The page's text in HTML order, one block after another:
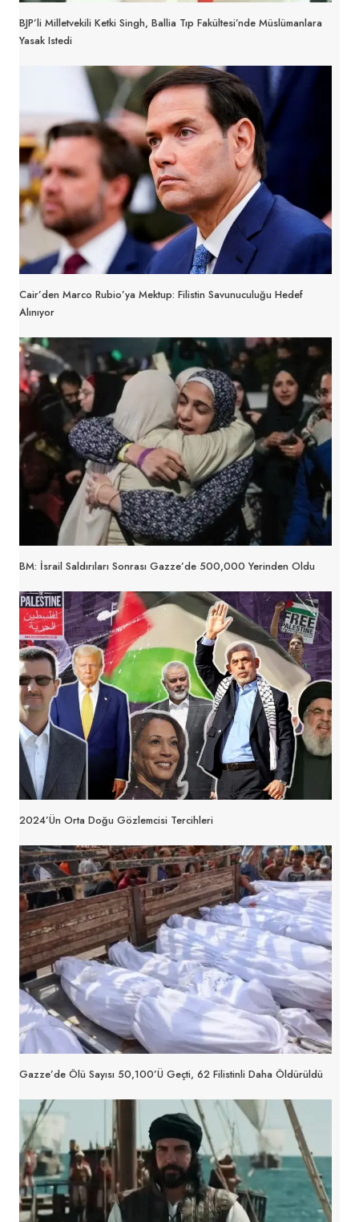
BJP’li Milletvekili Ketki Singh, Ballia Tıp Fakültesi’nde Müslümanlara
Yasak Istedi
Cair’den Marco Rubio’ya Mektup: Filistin Savunuculuğu Hedef
Alınıyor
BM: İsrail Saldırıları Sonrası Gazze’de 500,000 Yerinden Oldu
2024’ün Orta Doğu Gözlemcisi Tercihleri
Gazze’de Ölü Sayısı 50,100’ü Geçti, 62 Filistinli Daha Öldürüldü